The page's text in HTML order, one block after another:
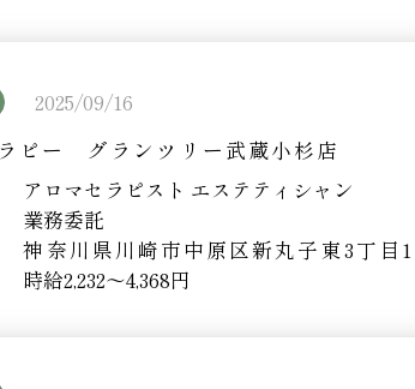
2025/09/16
ピー グランツリー武蔵小杉店
アロマセラピスト エステティシャン
業務委託
神奈川県川崎市中原区新丸子東3丁目
時給2,232～4,368円